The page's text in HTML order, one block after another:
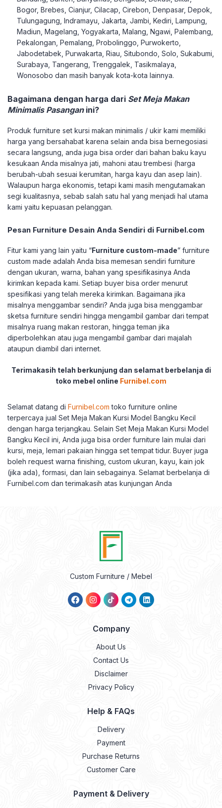
Bogor, Brebes, Cianjur, Cilacap, Cirebon, Denpasar, Depok,
Tulungagung, Indramayu, Jakarta, Jambi, Kediri, Lampung,
Madiun, Magelang, Yogyakarta, Malang, Ngawi, Palembang,
Pekalongan, Pemalang, Probolinggo, Purwokerto,
Jabodetabek, Purwakarta, Riau, Situbondo, Solo, Sukabumi,
Surabaya, Tangerang, Trenggalek, Tasikmalaya,
Wonosobo dan masih banyak kota-kota lainnya.
Bagaimana dengan harga dari Set Meja Makan
Minimalis Pasanganini?
Produk furniture set kursi makan minimalis / ukir kami memiliki
harga yang bersahabat karena selain anda bisa bernegosiasi
secara langsung, anda juga bisa order dari bahan baku kayu
kesukaan Anda misalnya jati, mahoni atau trembesi (harga
berubah-ubah sesuai kerumitan, harga kayu dan asep lain).
Walaupun harga ekonomis, tetapi kami masih mengutamakan
segi kualitasnya, sebab salah satu hal yang menjadi hal utama
kami yaitu kepuasan pelanggan.
Pesan Furniture Desain Anda Sendiri di Furnibel.com
Fitur kami yang lain yaitu “Furniture custom-made” furniture
custom made adalah Anda bisa memesan sendiri furniture
dengan ukuran, warna, bahan yang spesifikasinya Anda
kirimkan kepada kami. Setiap buyer bisa order menurut
spesifikasi yang telah mereka kirimkan. Bagaimana jika
misalnya menggambar sendiri? Anda juga bisa menggambar
sketsa furniture sendiri hingga mengambil gambar dari tempat
misalnya ruang makan restoran, hingga teman jika
diperbolehkan atau juga mengambil gambar dari majalah
ataupun diambil dari internet.
Terimakasih telah berkunjung dan selamat berbelanja di
toko mebel online Furnibel.com
Selamat datang di Furnibel.com toko furniture online
terpercaya jual Set Meja Makan Kursi Model Bangku Kecil
dengan harga terjangkau. Selain Set Meja Makan Kursi Model
Bangku Kecil ini, Anda juga bisa order furniture lain mulai dari
kursi, meja, lemari pakaian hingga set tempat tidur. Buyer juga
boleh request warna finishing, custom ukuran, kayu, kain jok
(jika ada), formasi, dan lain sebagainya. Selamat berbelanja di
Furnibel.com dan terimakasih atas kunjungan Anda
Custom Furniture / Mebel
Company
About Us
Contact Us
Disclaimer
Privacy Policy
Help & FAQs
Delivery
Payment
Purchase Returns
Customer Care
Payment & Delivery